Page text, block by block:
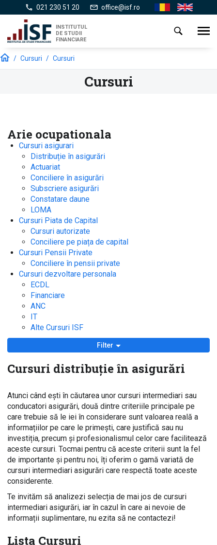
la
conţinutul
principal
021 230 51 20 office@isf.ro En
INSTITUTUL
DE STUDII
FINANCIARE
/ Cursuri / Cursuri
Cursuri
Arie ocupationala
Cursuri asigurari
Distribuție în asigurări
Actuariat
Conciliere în asigurări
Subscriere asigurări
Constatare daune
LOMA
Cursuri Piata de Capital
Cursuri autorizate
Conciliere pe piața de capital
Cursuri Pensii Private
Conciliere în pensii private
Cursuri dezvoltare personala
ECDL
Financiare
ANC
IT
Alte Cursuri ISF
Filter
Cursuri distribuție în asigurări
Atunci când ești în căutarea unor cursuri intermediari sau
conducatori asigurări, două dintre criteriile principale pe
care trebuie să le iei în considerare sunt valoarea reală a
informațiilor pe care le primești, care justifică sau nu
investiția, precum și profesionalismul celor care facilitează
aceste cursuri. Tocmai pentru că aceste criterii sunt la fel
de importante și pentru noi, îți oferim o gamă variată de
cursuri intermediari asigurări care respectă toate aceste
considerente.
Te invităm să analizezi selecția de mai jos de cursuri
intermediari asigurări, iar în cazul în care ai nevoie de
informații suplimentare, nu ezita să ne contactezi!
Lista Cursuri